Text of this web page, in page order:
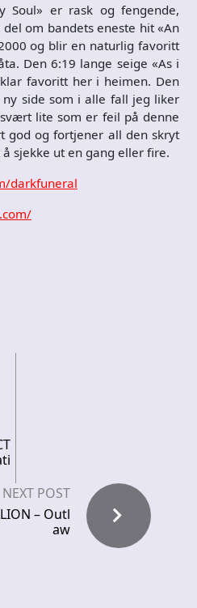
Soul» er rask og fengende,
om bandets eneste hit «An
og blir en naturlig favoritt
Den 6:19 lange seige «As i
favoritt her i heimen. Den
side som i alle fall jeg liker
lite som er feil på denne
god og fortjener all den skryt
sjekke ut en gang eller fire.
darkfuneral
NEXT POST
– Outl
aw